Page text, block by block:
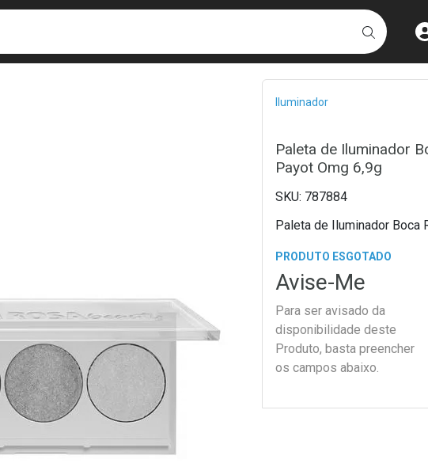
BUSCAR
Breadcrumb
Iluminador
Paleta de Iluminador
Payot Omg 6,9g
787884
Paleta de Iluminador Boca
PRODUTO ESGOTADO
Avise-Me
Para ser avisado da
disponibilidade deste
Produto, basta preencher
os campos abaixo.